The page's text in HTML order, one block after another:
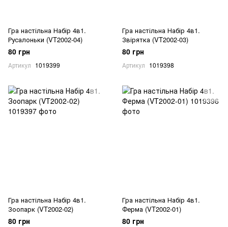
Гра настільна Набір 4в1.
Русалоньки (VT2002-04)
80 грн
Артикул 1019399
Гра настільна Набір 4в1.
Звірятка (VT2002-03)
80 грн
Артикул 1019398
Гра настільна Набір 4в1.
Зоопарк (VT2002-02)
80 грн
Гра настільна Набір 4в1.
Ферма (VT2002-01)
80 грн